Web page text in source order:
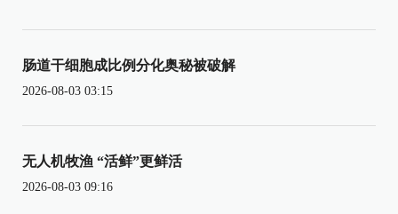
肠道干细胞成比例分化奥秘被破解
2026-08-03 03:15
无人机牧渔 “活鲜”更鲜活
2026-08-03 09:16